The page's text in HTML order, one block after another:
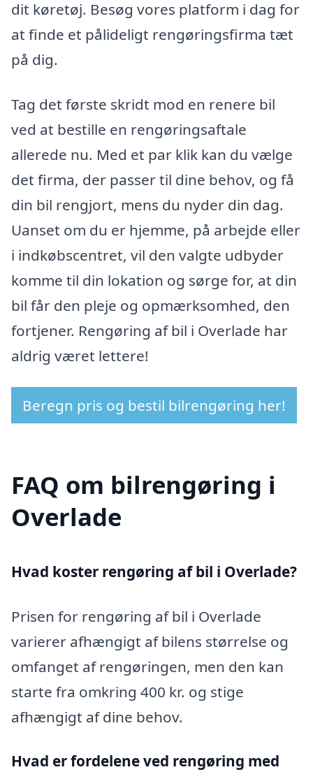
dit køretøj. Besøg vores platform i dag for
at finde et pålideligt rengøringsfirma tæt
på dig.
Tag det første skridt mod en renere bil
ved at bestille en rengøringsaftale
allerede nu. Med et par klik kan du vælge
det firma, der passer til dine behov, og få
din bil rengjort, mens du nyder din dag.
Uanset om du er hjemme, på arbejde eller
i indkøbscentret, vil den valgte udbyder
komme til din lokation og sørge for, at din
bil får den pleje og opmærksomhed, den
fortjener. Rengøring af bil i Overlade har
aldrig været lettere!
Beregn pris og bestil bilrengøring her!
FAQ om bilrengøring i
Overlade
Hvad koster rengøring af bil i Overlade?
Prisen for rengøring af bil i Overlade
varierer afhængigt af bilens størrelse og
omfanget af rengøringen, men den kan
starte fra omkring 400 kr. og stige
afhængigt af dine behov.
Hvad er fordelene ved rengøring med